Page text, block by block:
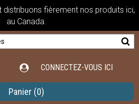
fièrement nos produits ici,
au Canada.
CONNECTEZ-VOUS ICI
Panier (0)